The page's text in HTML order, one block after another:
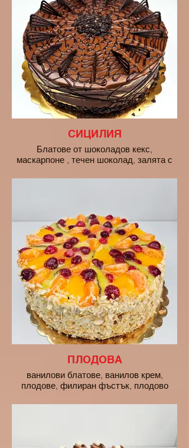
СИЦИЛИЯ
Блатове от шоколадов кекс,
маскарпоне , течен шоколад, залята с
цена на парче - 3 euro
ПЛОДОВА
ванилови блатове, ванилов крем,
плодове, филиран фъстък, плодово